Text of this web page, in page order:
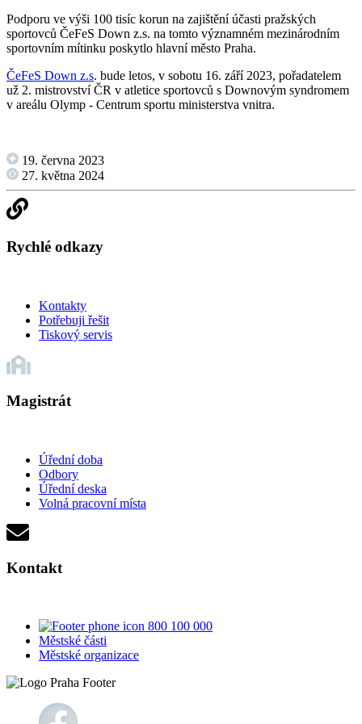
Podporu ve výši 100 tisíc korun na zajištění účasti pražských
sportovců ČeFeS Down z.s. na tomto významném mezinárodním
sportovním mítinku poskytlo hlavní město Praha.
ČeFeS Down z.s. bude letos, v sobotu 16. září 2023, pořadatelem
už 2. mistrovství ČR v atletice sportovců s Downovým syndromem
v areálu Olymp - Centrum sportu ministerstva vnitra.
19. června 2023
27. května 2024
Rychlé odkazy
Kontakty
Potřebuji řešit
Tiskový servis
Magistrát
Úřední doba
Odbory
Úřední deska
Volná pracovní místa
Kontakt
800 100 000
Městské části
Městské organizace